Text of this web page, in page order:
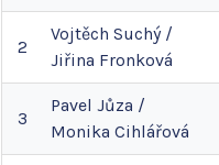
2
Vojtěch Suchý/
Jiřina Fronková
3
Pavel Jůza /
Monika Cihlářová